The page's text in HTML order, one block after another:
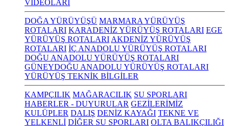
VİDEOLARI
DOĞA YÜRÜYÜŞÜ MARMARA YÜRÜYÜŞ
ROTALARI KARADENİZ YÜRÜYÜŞ ROTALARI EGE
YÜRÜYÜŞ ROTALARI AKDENİZ YÜRÜYÜŞ
ROTALARI İÇ ANADOLU YÜRÜYÜŞ ROTALARI
DOĞU ANADOLU YÜRÜYÜŞ ROTALARI
GÜNEYDOĞU ANADOLU YÜRÜYÜŞ ROTALARI
YÜRÜYÜŞ TEKNİK BİLGİLER
KAMPÇILIK MAĞARACILIK SU SPORLARI
HABERLER - DUYURULAR GEZİLERİMİZ
KULÜPLER DALIŞ DENİZ KAYAĞI TEKNE VE
YELKENLİ DİĞER SU SPORLARI OLTA BALIKÇILIĞI